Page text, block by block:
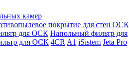
камер
покрытие для стен ОСК
для ОСК Напольный фильтр для
для ОСК 4CR A1 iSistem Jeta Pro